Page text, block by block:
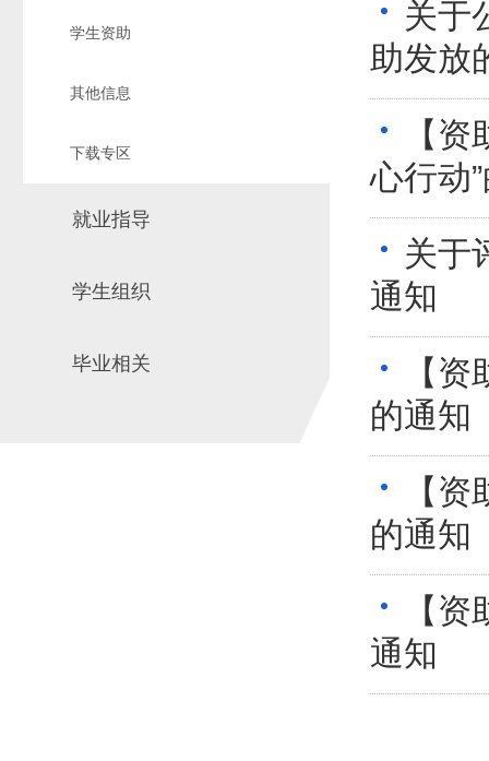
学生资助
其他信息
下载专区
就业指导
学生组织
毕业相关
关于
助发放
【
心行动
关于
通知
【
的通知
【
的通知
【
通知